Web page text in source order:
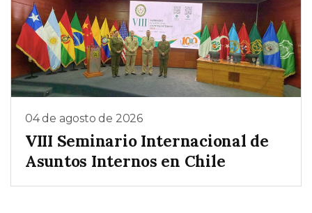
04 de agosto de 2026
VIII Seminario Internacional de
Asuntos Internos en Chile